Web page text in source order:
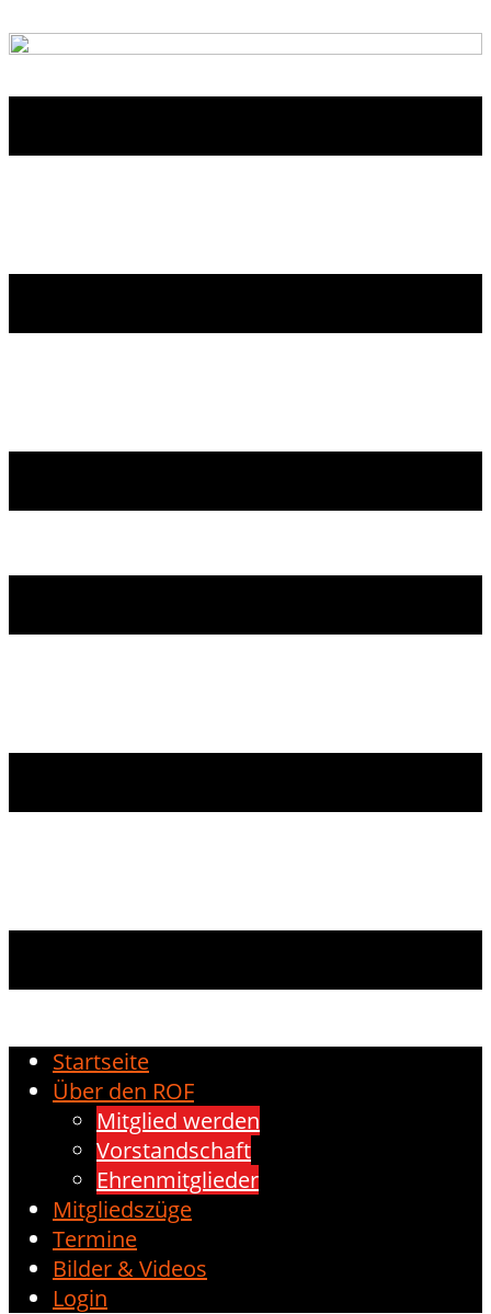
Startseite
Über den ROF
Mitglied werden
Vorstandschaft
Ehrenmitglieder
Mitgliedszüge
Termine
Bilder & Videos
Login